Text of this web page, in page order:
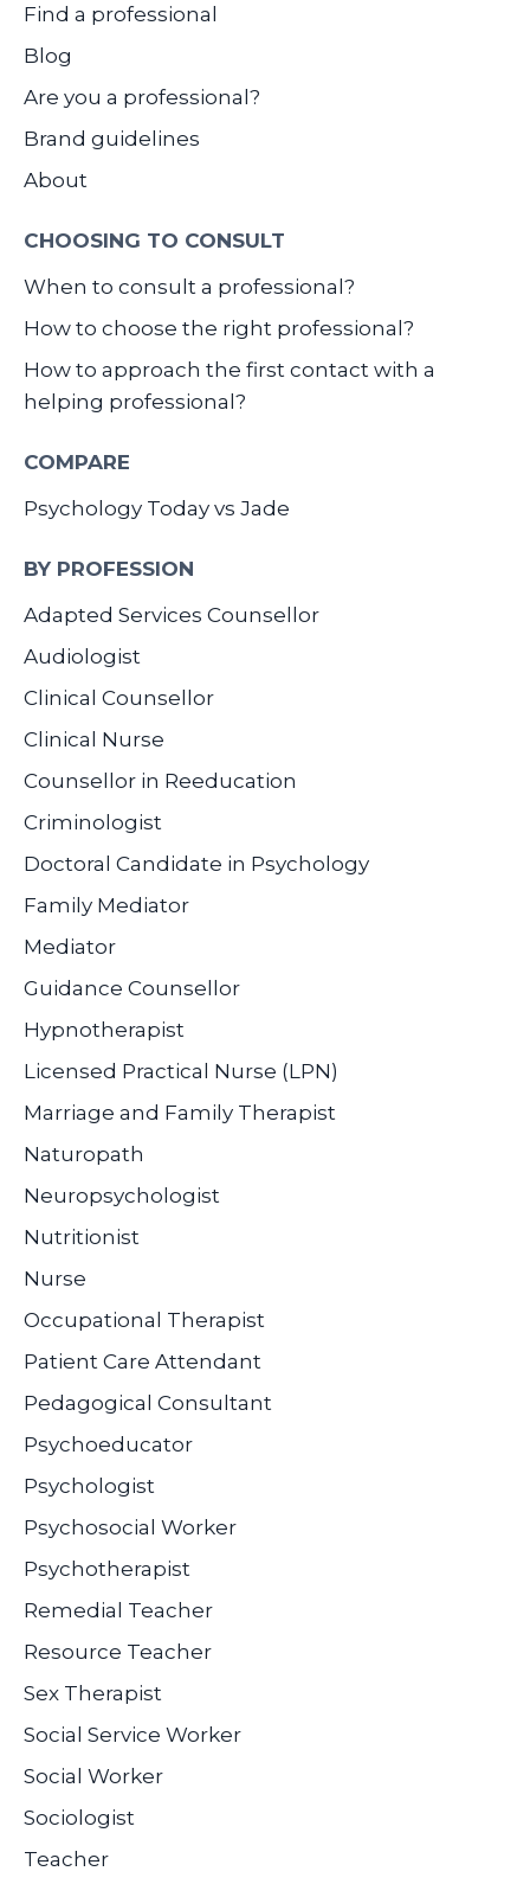
Find a professional
Blog
Are you a professional?
Brand guidelines
About
CHOOSING TO CONSULT
When to consult a professional?
How to choose the right professional?
How to approach the first contact with a
helping professional?
COMPARE
Psychology Today vs Jade
BY PROFESSION
Adapted Services Counsellor
Audiologist
Clinical Counsellor
Clinical Nurse
Counsellor in Reeducation
Criminologist
Doctoral Candidate in Psychology
Family Mediator
Mediator
Guidance Counsellor
Hypnotherapist
Licensed Practical Nurse (LPN)
Marriage and Family Therapist
Naturopath
Neuropsychologist
Nutritionist
Nurse
Occupational Therapist
Patient Care Attendant
Pedagogical Consultant
Psychoeducator
Psychologist
Psychosocial Worker
Psychotherapist
Remedial Teacher
Resource Teacher
Sex Therapist
Social Service Worker
Social Worker
Sociologist
Teacher